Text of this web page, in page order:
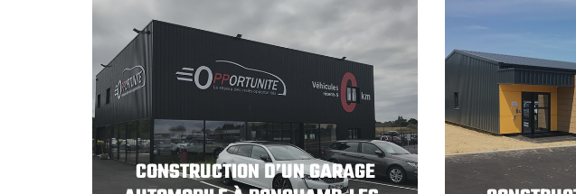
CONSTRUCTION D’UN GARAGE